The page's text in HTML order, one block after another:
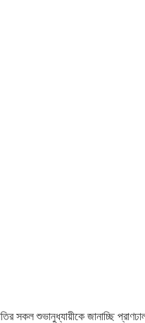
সকল শুভানুধ্যায়ীকে জানাচ্ছি